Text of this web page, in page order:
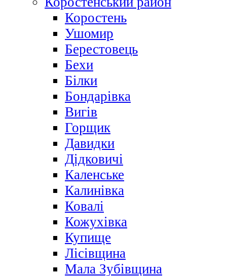
Коростень
Ушомир
Берестовець
Бехи
Білки
Бондарівка
Вигів
Горщик
Давидки
Дідковичі
Каленське
Калинівка
Ковалі
Кожухівка
Купище
Лісівщина
Мала Зубівщина